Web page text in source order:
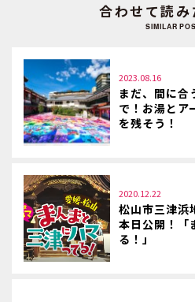
合わせて読み
SIMILAR
2023.08.16
まだ、間に合
で！お湯とア
を残そう！
2020.12.22
松山市三津浜
本日公開！「
る！」